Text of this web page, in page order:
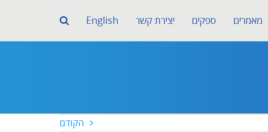
מאמרים ספקים יצירת קשר English
הקודם